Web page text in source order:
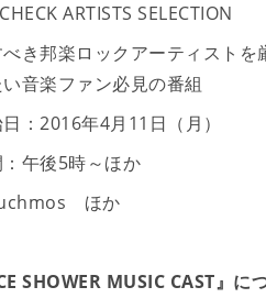
ARTISTS SELECTION
き邦楽ロックアーティスト
音楽ファン必見の番組
：2016年4月11日（月）
午後5時～ほか
ほか
SHOWER MUSIC CAST』に